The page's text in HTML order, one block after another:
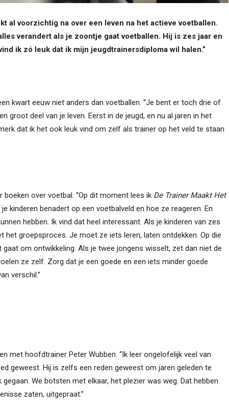
al voorzichtig na over een leven na het actieve voetballen.
verandert als je zoontje gaat voetballen. Hij is zes jaar en
ik zó leuk dat ik mijn jeugdtrainersdiploma wil halen.”
kwart eeuw niet anders dan voetballen. “Je bent er toch drie of
groot deel van je leven. Eerst in de jeugd, en nu al jaren in het
dat ik het ook leuk vind om zelf als trainer op het veld te staan
over voetbal. “Op dit moment lees ik De Trainer Maakt Het
kinderen benadert op een voetbalveld en hoe ze reageren. En
hebben. Ik vind dat heel interessant. Als je kinderen van zes
het groepsproces. Je moet ze iets leren, laten ontdekken. Op die
om ontwikkeling. Als je twee jongens wisselt, zet dan niet de
ze zelf. Zorg dat je een goede en een iets minder goede
verschil.”
met hoofdtrainer Peter Wubben. “Ik leer ongelofelijk veel van
geweest. Hij is zelfs een reden geweest om jaren geleden te
We botsten met elkaar, het plezier was weg. Dat hebben
zaten, uitgepraat.”